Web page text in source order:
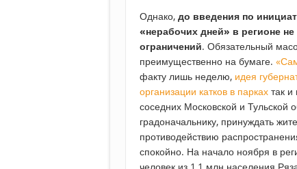
Однако, до введения по
«нерабочих дней» в регионе
ограничений. Обязательный
преимущественно на бумаге.
факту лишь неделю, идея
организации катков в парках так
соседних Московской и Тульской
градоначальнику, принуждать
противодействию
спокойно. На начало ноября в